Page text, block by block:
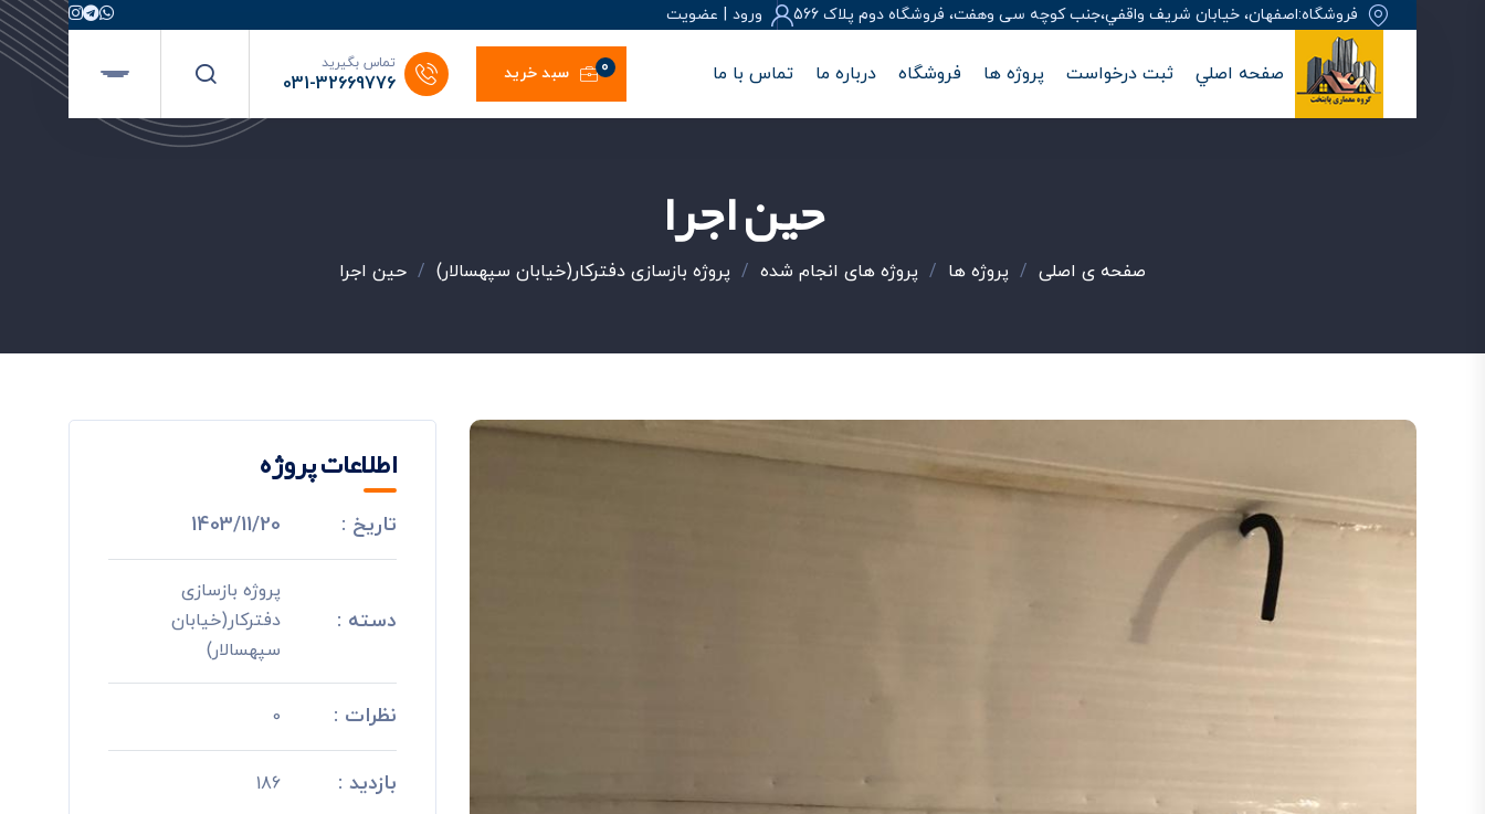
فروشگاه:اصفهان، خيابان شريف واقفي،جنب کوچه سی وهفت، فروشگاه دوم پلاک 566 ورود | عضويت
صفحه اصلي ثبت درخواست پروژه ها فروشگاه درباره ما تماس با ما سبد خرید 0 تماس بگیرید
031-32669776
حین اجرا
صفحه ی اصلی / پروژه ها / پروژه های انجام شده / پروژه بازسازی دفترکار(خیابان سپهسالار) / حین اجرا
اطلاعات پروژه
تاریخ : 1403/11/20
دسته :
پروژه بازسازی
دفترکار(خیابان
سپهسالار)
نظرات : 0
بازدید : 186